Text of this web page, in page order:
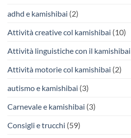
adhd e kamishibai (2)
Attività creative col kamishibai (10)
Attività linguistiche con il kamishibai
Attività motorie col kamishibai (2)
autismo e kamishibai (3)
Carnevale e kamishibai (3)
Consigli e trucchi (59)